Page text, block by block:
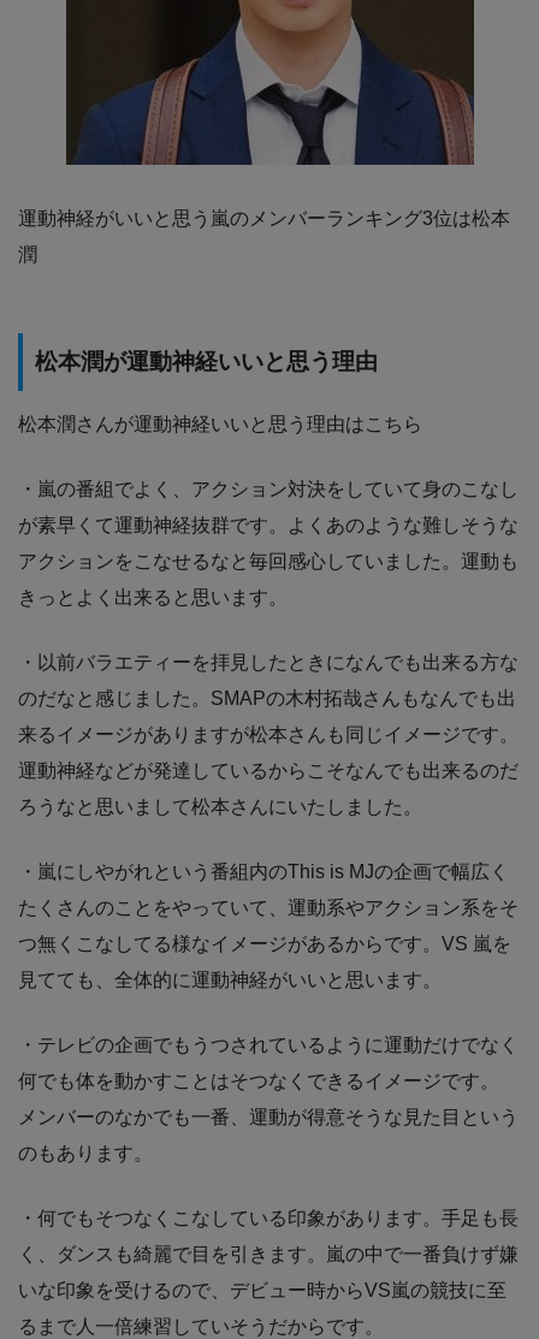
運動神経がいいと思う嵐のメンバーランキング3位は松本
潤
松本潤が運動神経いいと思う理由
松本潤さんが運動神経いいと思う理由はこちら
・嵐の番組でよく、アクション対決をしていて身のこなし
が素早くて運動神経抜群です。よくあのような難しそうな
アクションをこなせるなと毎回感心していました。運動も
きっとよく出来ると思います。
・以前バラエティーを拝見したときになんでも出来る方な
のだなと感じました。SMAPの木村拓哉さんもなんでも出
来るイメージがありますが松本さんも同じイメージです。
運動神経などが発達しているからこそなんでも出来るのだ
ろうなと思いまして松本さんにいたしました。
・嵐にしやがれという番組内のThis is MJの企画で幅広く
たくさんのことをやっていて、運動系やアクション系をそ
つ無くこなしてる様なイメージがあるからです。VS 嵐を
見てても、全体的に運動神経がいいと思います。
・テレビの企画でもうつされているように運動だけでなく
何でも体を動かすことはそつなくできるイメージです。
メンバーのなかでも一番、運動が得意そうな見た目という
のもあります。
・何でもそつなくこなしている印象があります。手足も長
く、ダンスも綺麗で目を引きます。嵐の中で一番負けず嫌
いな印象を受けるので、デビュー時からVS嵐の競技に至
るまで人一倍練習していそうだからです。